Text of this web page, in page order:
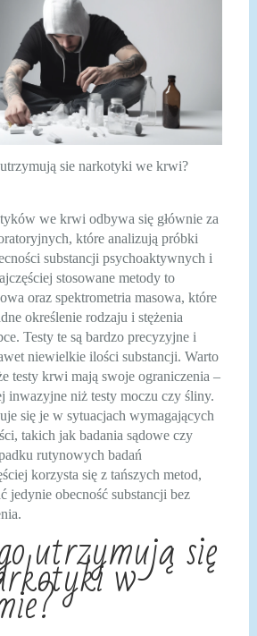
sie narkotyki we krwi?
we krwi odbywa się głównie za
które analizują próbki
substancji psychoaktywnych i
stosowane metody to
oraz spektrometria masowa, które
określenie rodzaju i stężenia
Testy te są bardzo precyzyjne i
niewielkie ilości substancji. Warto
testy krwi mają swoje ograniczenia –
inwazyjne niż testy moczu czy śliny.
się je w sytuacjach wymagających
takich jak badania sądowe czy
rutynowych badań
korzysta się z tańszych metod,
jedynie obecność substancji bez
utrzymują się
w